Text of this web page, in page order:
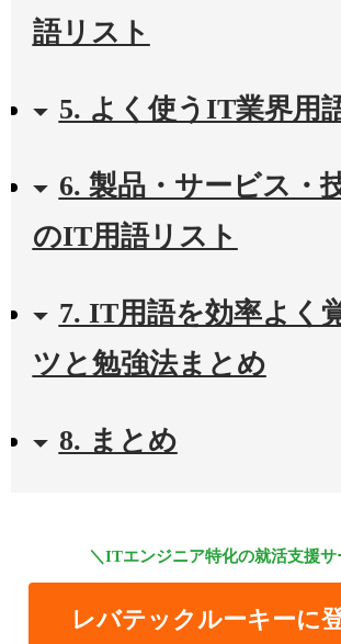
語リスト
5. よく使うIT業界用
6. 製品・サービス・
のIT用語リスト
7. IT用語を効率よく
ツと勉強法まとめ
8. まとめ
＼ITエンジニア特化の就活支援サ
レバテックルーキーに